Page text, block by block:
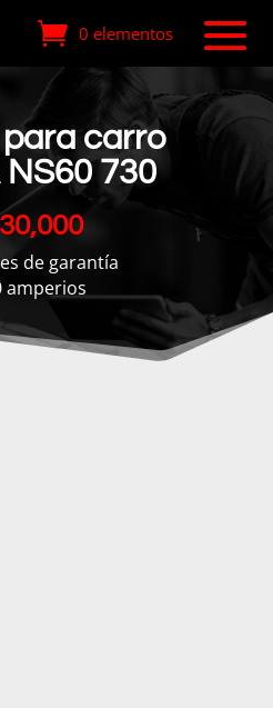
0 elementos
carro
NS60 730
de garantía
amperios